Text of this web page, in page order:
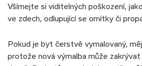
Všímejte si viditelných poškození,
ve zdech, odlupující se omítky či
Pokud je byt čerstvě vymalovaný,
protože nová výmalba může